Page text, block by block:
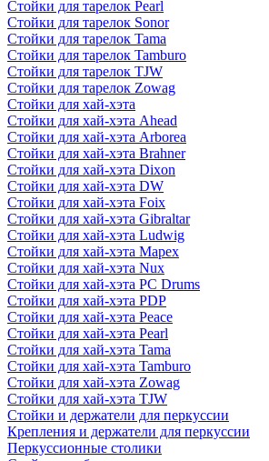
Стойки для тарелок Pearl
Стойки для тарелок Sonor
Стойки для тарелок Tama
Стойки для тарелок Tamburo
Стойки для тарелок TJW
Стойки для тарелок Zowag
Стойки для хай-хэта
Стойки для хай-хэта Ahead
Стойки для хай-хэта Arborea
Стойки для хай-хэта Brahner
Стойки для хай-хэта Dixon
Стойки для хай-хэта DW
Стойки для хай-хэта Foix
Стойки для хай-хэта Gibraltar
Стойки для хай-хэта Ludwig
Стойки для хай-хэта Mapex
Стойки для хай-хэта Nux
Стойки для хай-хэта PC Drums
Стойки для хай-хэта PDP
Стойки для хай-хэта Peace
Стойки для хай-хэта Pearl
Стойки для хай-хэта Tama
Стойки для хай-хэта Tamburo
Стойки для хай-хэта Zowag
Стойки для хай-хэта TJW
Стойки и держатели для перкуссии
Крепления и держатели для перкуссии
Перкуссионные столики